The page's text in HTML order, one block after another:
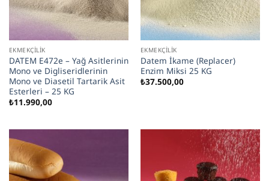
EKMEKÇILIK
DATEM E472e – Yağ Asitlerinin
Mono ve Digliseridlerinin
Mono ve Diasetil Tartarik Asit
Esterleri – 25 KG
₺11.990,00
EKMEKÇILIK
Datem İkame (Replacer)
Enzim Miksi 25 KG
₺37.500,00